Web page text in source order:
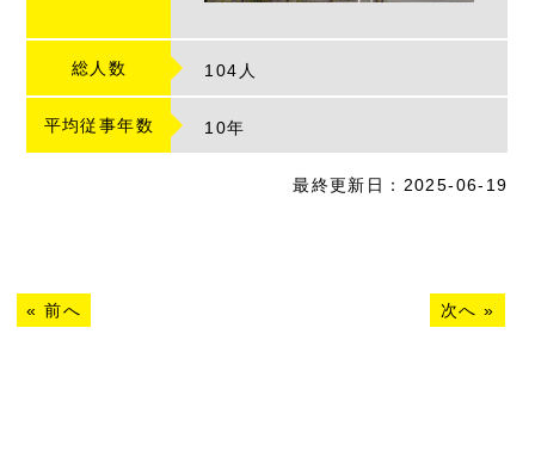
総人数 104人
平均従事年数 10年
最終更新日：2025-06-19
«前へ 次へ »